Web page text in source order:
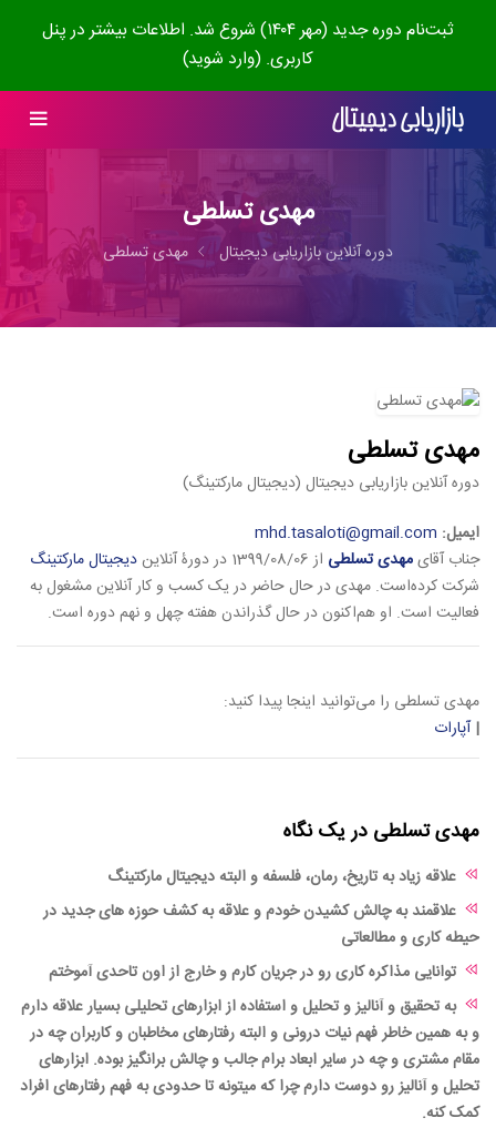
ثبت‌نام دوره جدید (مهر ۱۴۰۴) شروع شد. اطلاعات بیشتر در پنل
کاربری. (وارد شوید)
مهدی تسلطی
دوره آنلاین بازاریابی دیجیتال مهدی تسلطی
مهدی تسلطی
دوره آنلاین بازاریابی دیجیتال (دیجیتال مارکتینگ)
ایمیل: mhd.tasaloti@gmail.com
جناب آقایمهدی تسلطی از 1399/08/06 در دورۀ آنلاین
دیجیتال مارکتینگ
شرکت کرده‌است. مهدی در حال حاضر در یک کسب و کار آنلاین مشغول به
فعالیت است. او هم‌اکنون در حال گذراندن هفته چهل و نهم دوره است.
مهدی تسلطی را می‌توانید اینجا پیدا کنید:
| آپارات
مهدی تسلطی در یک نگاه
علاقه زیاد به تاریخ، رمان، فلسفه و البته دیجیتال مارکتینگ
علاقمند به چالش کشیدن خودم و علاقه به کشف حوزه های جدید در
حیطه کاری و مطالعاتی
توانایی مذاکره کاری رو در جریان کارم و خارج از اون تاحدی آموختم
به تحقیق و آنالیز و تحلیل و استفاده از ابزارهای تحلیلی بسیار علاقه دارم
و به همین خاطر فهم نیات درونی و البته رفتارهای مخاطبان و کاربران چه در
مقام مشتری و چه در سایر ابعاد برام جالب و چالش برانگیز بوده. ابزارهای
تحلیل و آنالیز رو دوست دارم چرا که میتونه تا حدودی به فهم رفتارهای افراد
کمک کنه.